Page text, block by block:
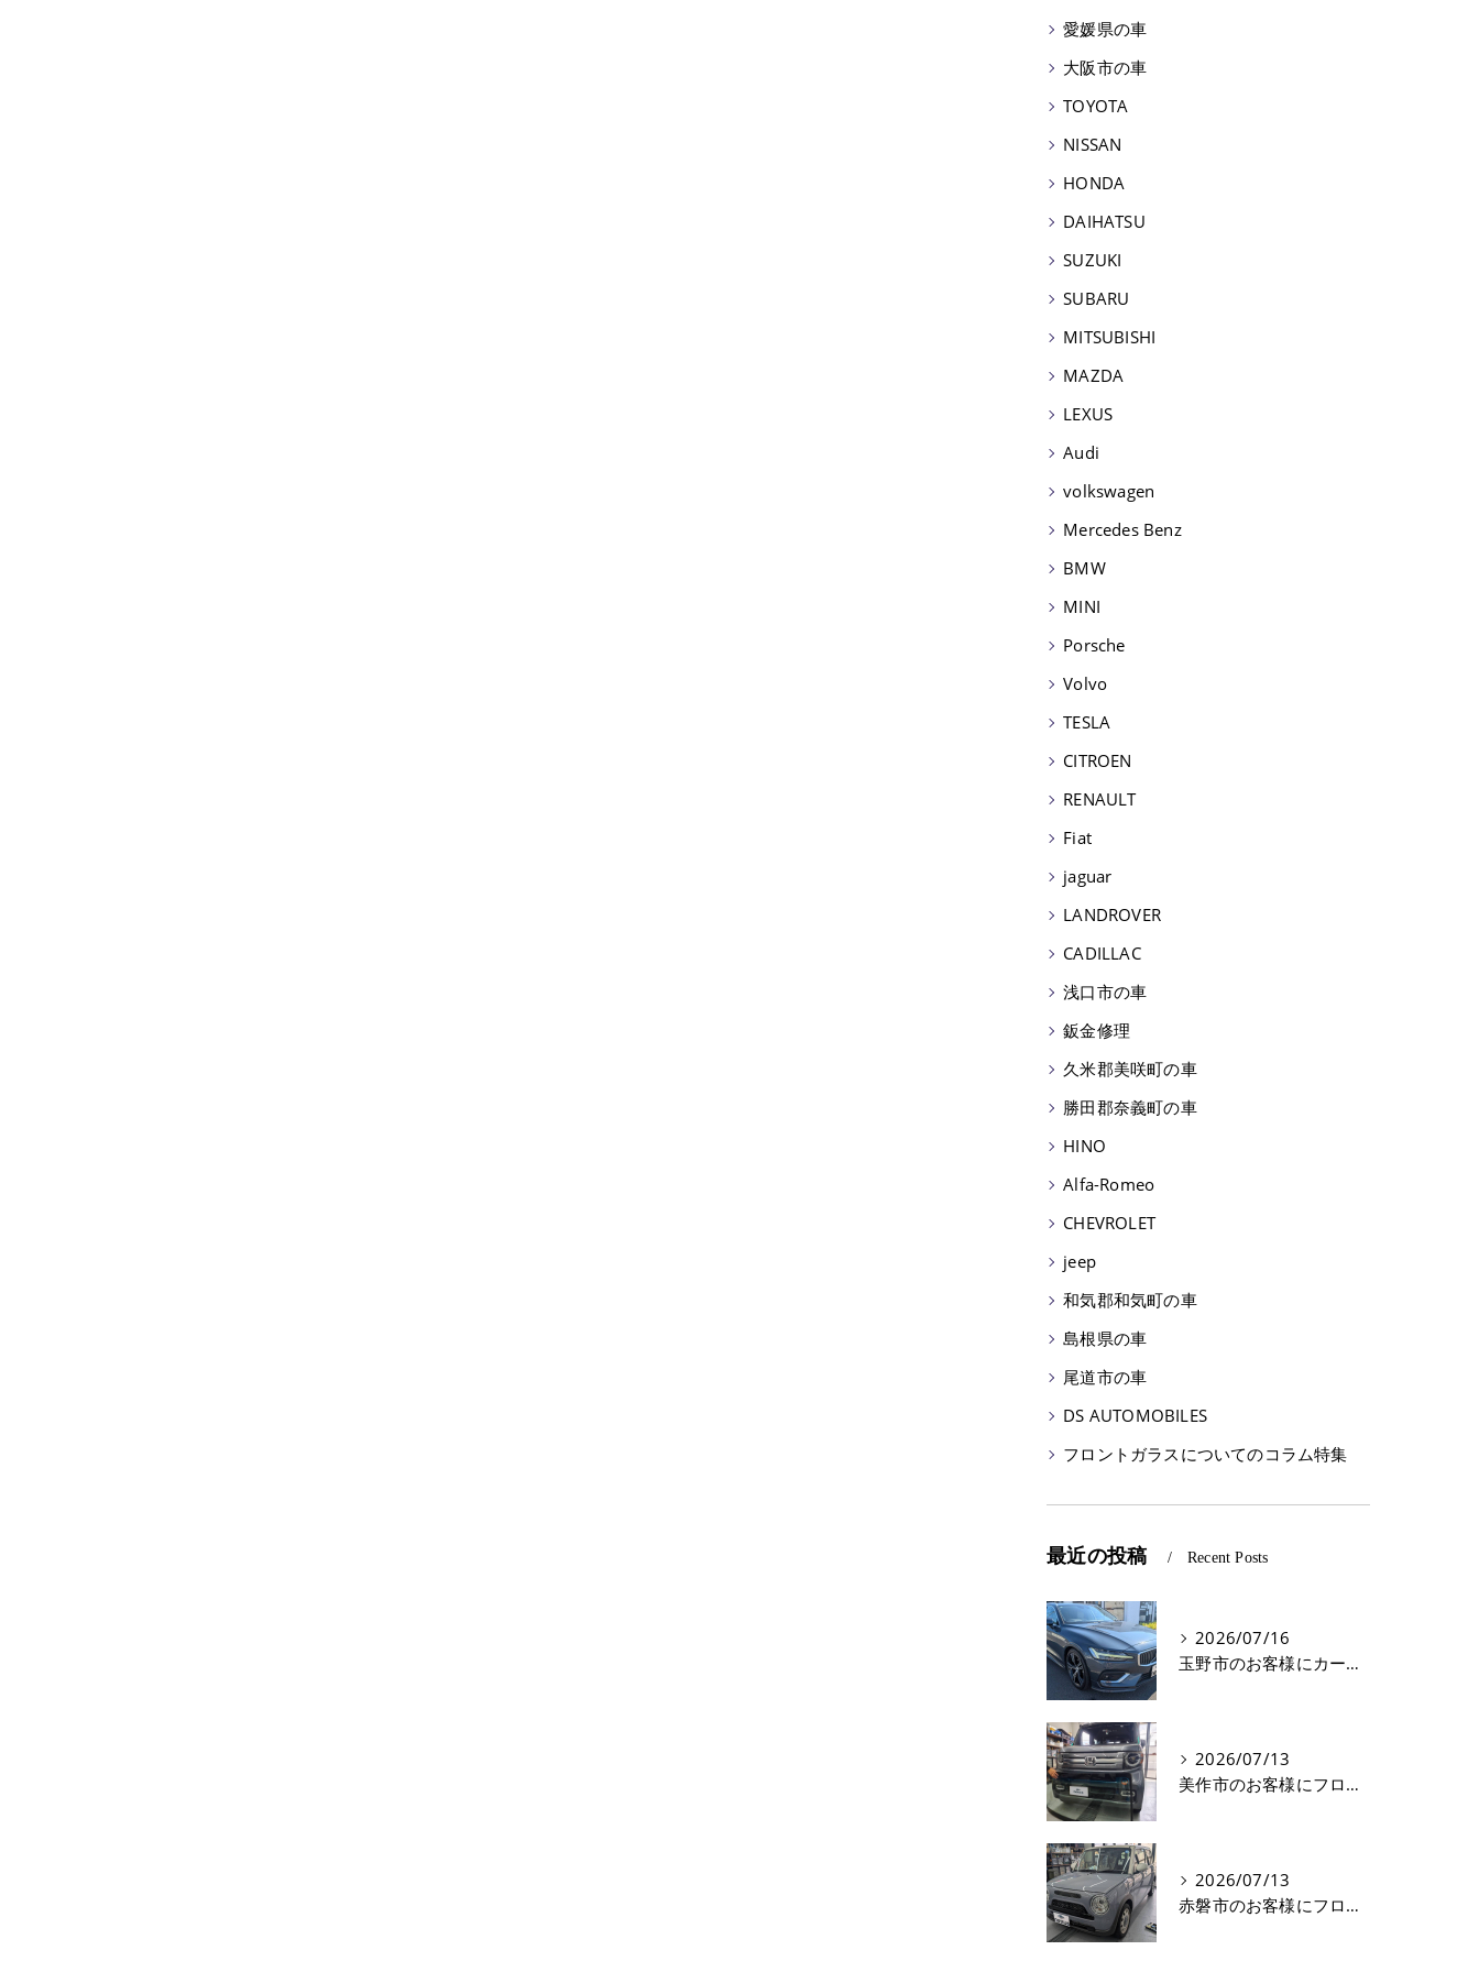
愛媛県の車
大阪市の車
TOYOTA
NISSAN
HONDA
DAIHATSU
SUZUKI
SUBARU
MITSUBISHI
MAZDA
LEXUS
Audi
volkswagen
Mercedes Benz
BMW
MINI
Porsche
Volvo
TESLA
CITROEN
RENAULT
Fiat
jaguar
LANDROVER
CADILLAC
浅口市の車
鈑金修理
久米郡美咲町の車
勝田郡奈義町の車
HINO
Alfa-Romeo
CHEVROLET
jeep
和気郡和気町の車
島根県の車
尾道市の車
DS AUTOMOBILES
フロントガラスについてのコラム特集
最近の投稿 Recent Posts
2026/07/16
玉野市のお客様にカーフィルム(遮熱フィルム) V60【nexus株式会社】
2026/07/13
美作市のお客様にフロントガラス交換 N-VAN【nexus株式会社】
2026/07/13
赤磐市のお客様にフロントガラス飛び石修理 ラパン【nexus株式会社】